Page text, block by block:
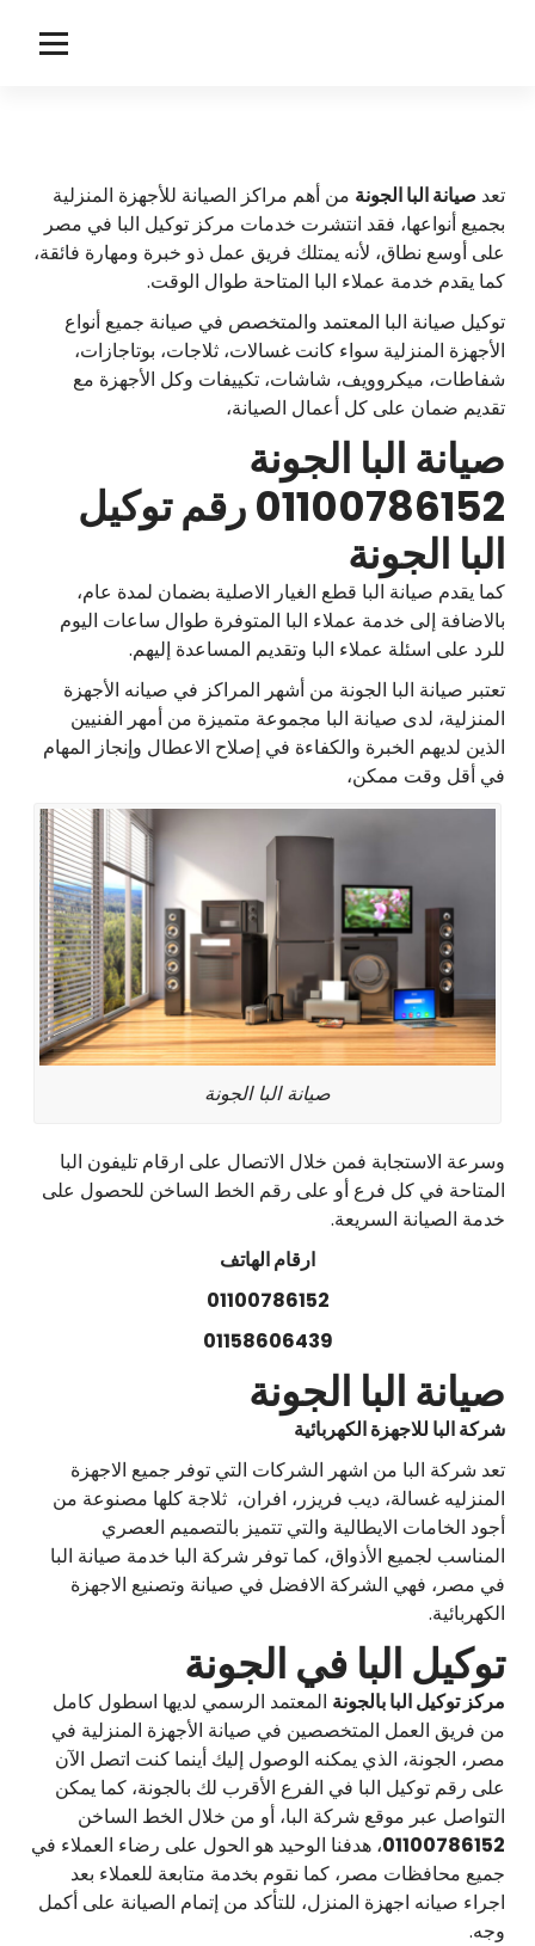
ا
توكيل صيانة البا
تعد صيانة البا الجونةمن أهم مراكز الصيانة للأجهزة المنزلية
بجميع أنواعها، فقد انتشرت خدمات مركز توكيل البا في مصر
على أوسع نطاق، لأنه يمتلك فريق عمل ذو خبرة ومهارة فائقة،
كما يقدم خدمة عملاء البا المتاحة طوال الوقت.
توكيل صيانة البا المعتمد والمتخصص في صيانة جميع أنواع
الأجهزة المنزلية سواء كانت غسالات، ثلاجات، بوتاجازات،
شفاطات، ميكروويف، شاشات، تكييفات وكل الأجهزة مع
تقديم ضمان على كل أعمال الصيانة،
صيانة البا الجونة
01100786152 رقم توكيل
البا الجونة
كما يقدم صيانة البا قطع الغيار الاصلية بضمان لمدة عام،
بالاضافة إلى خدمة عملاء البا المتوفرة طوال ساعات اليوم
للرد على اسئلة عملاء البا وتقديم المساعدة إليهم.
تعتبر صيانة البا الجونة من أشهر المراكز في صيانه الأجهزة
المنزلية، لدى صيانة البا مجموعة متميزة من أمهر الفنيين
الذين لديهم الخبرة والكفاءة في إصلاح الاعطال وإنجاز المهام
في أقل وقت ممكن،
صيانة البا الجونة
وسرعة الاستجابة فمن خلال الاتصال على ارقام تليفون البا
المتاحة في كل فرع أو على رقم الخط الساخن للحصول على
خدمة الصيانة السريعة.
ارقام الهاتف
01100786152
01158606439
صيانة البا الجونة
شركة البا للاجهزة الكهربائية
تعد شركة البا من اشهر الشركات التي توفر جميع الاجهزة
المنزليه غسالة، ديب فريزر، افران، ثلاجة كلها مصنوعة من
أجود الخامات الايطالية والتي تتميز بالتصميم العصري
المناسب لجميع الأذواق، كما توفر شركة البا خدمة صيانة البا
في مصر، فهي الشركة الافضل في صيانة وتصنيع الاجهزة
الكهربائية.
توكيل البا في الجونة
مركز توكيل البا بالجونةالمعتمد الرسمي لديها اسطول كامل
من فريق العمل المتخصصين في صيانة الأجهزة المنزلية في
مصر، الجونة، الذي يمكنه الوصول إليك أينما كنت اتصل الآن
على رقم توكيل البا في الفرع الأقرب لك بالجونة، كما يمكن
التواصل عبر موقع شركة البا، أو من خلال الخط الساخن
01100786152، هدفنا الوحيد هو الحول على رضاء العملاء في
جميع محافظات مصر، كما نقوم بخدمة متابعة للعملاء بعد
اجراء صيانه اجهزة المنزل، للتأكد من إتمام الصيانة على أكمل
وجه.